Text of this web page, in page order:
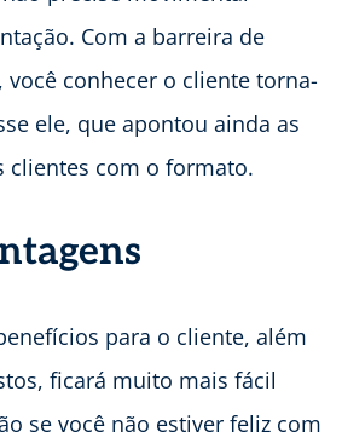
Com a barreira de
conhecer o cliente torna-
ele, que apontou ainda as
clientes com o formato.
para o cliente, além
ficará muito mais fácil
se você não estiver feliz com